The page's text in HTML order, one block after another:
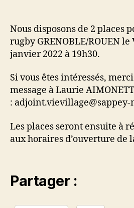
Nous disposons de 2 places
rugby GRENOBLE/ROUEN
janvier 2022 à 19h30.
Si vous êtes intéressés,
message à Laurie
:
Les places seront ensuite à
aux horaires d’ouverture de
Partager :